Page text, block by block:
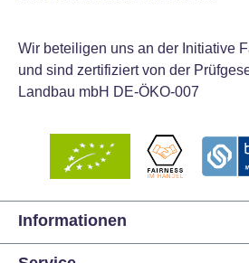
Wir beteiligen uns an der Initiative
und sind zertifiziert von der
Landbau mbH DE-ÖKO-007
Informationen